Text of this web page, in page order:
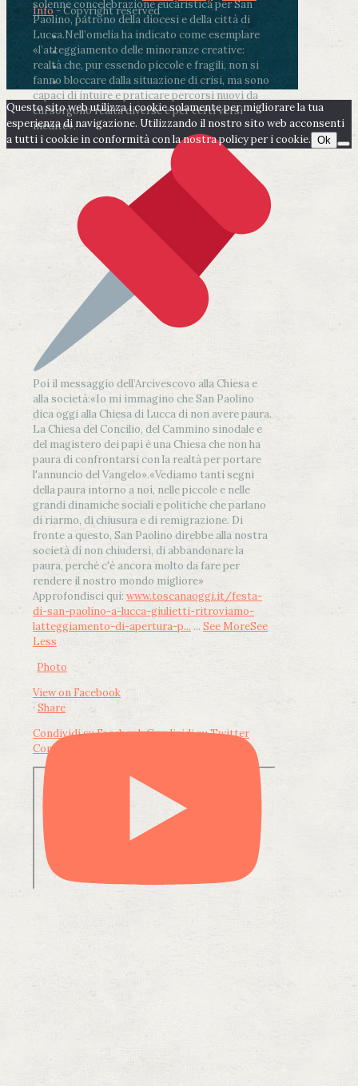
solenne concelebrazione eucaristica per San
Paolino, patrono della diocesi e della città di
Lucca.Nell’omelia ha indicato come esemplare
«l’atteggiamento delle minoranze creative:
realtà che, pur essendo piccole e fragili, non si
fanno bloccare dalla situazione di crisi, ma sono
capaci di intuire e praticare percorsi nuovi da
cui sorgono realtà diverse e per certi versi
inedite».
Poi il messaggio dell’Arcivescovo alla Chiesa e
alla società:«Io mi immagino che San Paolino
dica oggi alla Chiesa di Lucca di non avere paura.
La Chiesa del Concilio, del Cammino sinodale e
del magistero dei papi è una Chiesa che non ha
paura di confrontarsi con la realtà per portare
l'annuncio del Vangelo».«Vediamo tanti segni
della paura intorno a noi, nelle piccole e nelle
grandi dinamiche sociali e politiche che parlano
di riarmo, di chiusura e di remigrazione. Di
fronte a questo, San Paolino direbbe alla nostra
società di non chiudersi, di abbandonare la
paura, perché c'è ancora molto da fare per
rendere il nostro mondo migliore»
Approfondisci qui: www.toscanaoggi.it/festa-
di-san-paolino-a-lucca-giulietti-ritroviamo-
latteggiamento-di-apertura-p... ... See MoreSee
Less
Photo
View on Facebook
· Share
Condividi su FacebookCondividi su Twitter
Condividi su LinkedIn
Info- Copyright reserved
Questo sito web utilizza i cookie solamente per migliorare la tua
esperienza di navigazione. Utilizzando il nostro sito web acconsenti
a tutti i cookie in conformità con la nostra policy per i cookie. Ok